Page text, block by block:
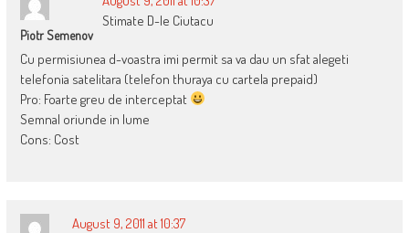
Piotr Semenov
Stimate D-le Ciutacu
Cu permisiunea d-voastra imi permit sa va dau un sfat alegeti
telefonia satelitara (telefon thuraya cu cartela prepaid)
Pro: Foarte greu de interceptat
Semnal oriunde in lume
Cons: Cost
August 9, 2011 at 10:37